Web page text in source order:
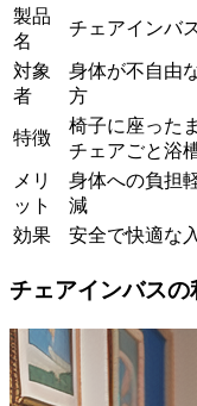
製品
名
チェアインバ
対象
者
身体が不自由
方
特徴
椅子に座った
チェアごと浴
メリ
ット
身体への負担
減
効果
安全で快適な
チェアインバスの